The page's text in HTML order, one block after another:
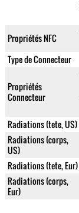
Propriétés NFC
Type de Connecteur
Propriétés
Connecteur
Radiations (tete, US)
Radiations (corps,
US)
Radiations (tete, Eur)
Radiations (corps,
Eur)